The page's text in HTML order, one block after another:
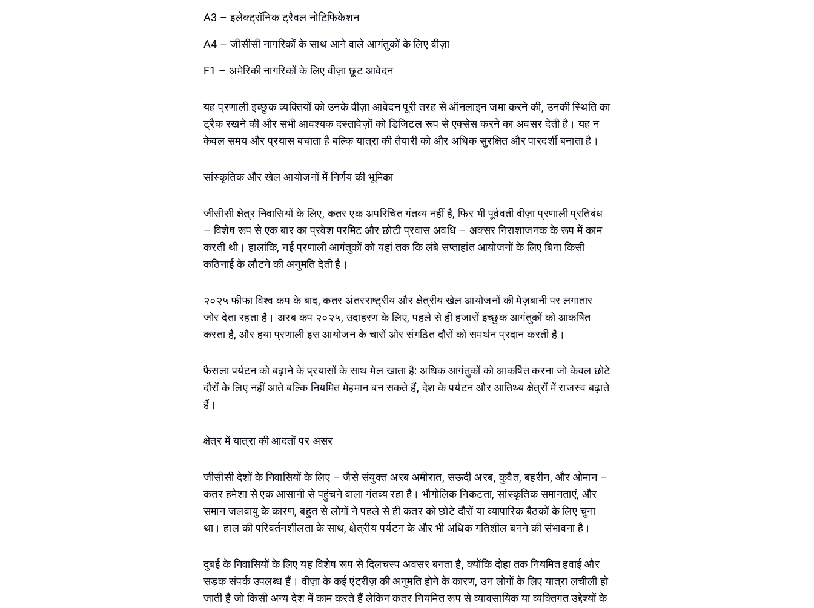
A3 – इलेक्ट्रॉनिक ट्रैवल नोटिफिकेशन
A4 – जीसीसी नागरिकों के साथ आने वाले आगंतुकों के लिए वीज़ा
F1 – अमेरिकी नागरिकों के लिए वीज़ा छूट आवेदन
यह प्रणाली इच्छुक व्यक्तियों को उनके वीज़ा आवेदन पूरी तरह से ऑनलाइन जमा करने की, उनकी स्थिति का
ट्रैक रखने की और सभी आवश्यक दस्तावेज़ों को डिजिटल रूप से एक्सेस करने का अवसर देती है। यह न
केवल समय और प्रयास बचाता है बल्कि यात्रा की तैयारी को और अधिक सुरक्षित और पारदर्शी बनाता है।
सांस्कृतिक और खेल आयोजनों में निर्णय की भूमिका
जीसीसी क्षेत्र निवासियों के लिए, कतर एक अपरिचित गंतव्य नहीं है, फिर भी पूर्ववर्ती वीज़ा प्रणाली प्रतिबंध
– विशेष रूप से एक बार का प्रवेश परमिट और छोटी प्रवास अवधि – अक्सर निराशाजनक के रूप में काम
करती थी। हालांकि, नई प्रणाली आगंतुकों को यहां तक ​​कि लंबे सप्ताहांत आयोजनों के लिए बिना किसी
कठिनाई के लौटने की अनुमति देती है।
२०२५ फीफा विश्व कप के बाद, कतर अंतरराष्ट्रीय और क्षेत्रीय खेल आयोजनों की मेज़बानी पर लगातार
जोर देता रहता है। अरब कप २०२५, उदाहरण के लिए, पहले से ही हजारों इच्छुक आगंतुकों को आकर्षित
करता है, और हया प्रणाली इस आयोजन के चारों ओर संगठित दौरों को समर्थन प्रदान करती है।
फैसला पर्यटन को बढ़ाने के प्रयासों के साथ मेल खाता है: अधिक आगंतुकों को आकर्षित करना जो केवल छोटे
दौरों के लिए नहीं आते बल्कि नियमित मेहमान बन सकते हैं, देश के पर्यटन और आतिथ्य क्षेत्रों में राजस्व बढ़ाते
हैं।
क्षेत्र में यात्रा की आदतों पर असर
जीसीसी देशों के निवासियों के लिए – जैसे संयुक्त अरब अमीरात, सऊदी अरब, कुवैत, बहरीन, और ओमान –
कतर हमेशा से एक आसानी से पहुंचने वाला गंतव्य रहा है। भौगोलिक निकटता, सांस्कृतिक समानताएं, और
समान जलवायु के कारण, बहुत से लोगों ने पहले से ही कतर को छोटे दौरों या व्यापारिक बैठकों के लिए चुना
था। हाल की परिवर्तनशीलता के साथ, क्षेत्रीय पर्यटन के और भी अधिक गतिशील बनने की संभावना है।
दुबई के निवासियों के लिए यह विशेष रूप से दिलचस्प अवसर बनता है, क्योंकि दोहा तक नियमित हवाई और
सड़क संपर्क उपलब्ध हैं। वीज़ा के कई एंट्रीज़ की अनुमति होने के कारण, उन लोगों के लिए यात्रा लचीली हो
जाती है जो किसी अन्य देश में काम करते हैं लेकिन कतर नियमित रूप से व्यावसायिक या व्यक्तिगत उद्देश्यों के